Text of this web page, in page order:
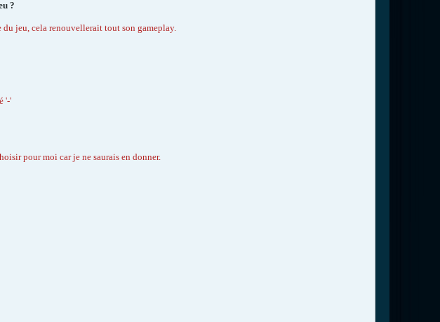
?
du jeu, cela renouvellerait tout son gameplay.
'-'
pour moi car je ne saurais en donner.